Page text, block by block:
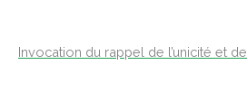
Invocation du rappel de l’unicité et